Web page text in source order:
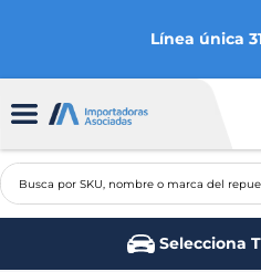
Línea única
Busca por SKU, nombre o
Selecciona